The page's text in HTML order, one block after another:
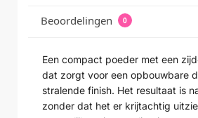
Beoordelingen 0
Een compact poeder met een
dat zorgt voor een opbouwbare
stralende finish. Het resultaat is
zonder dat het er krijtachtig